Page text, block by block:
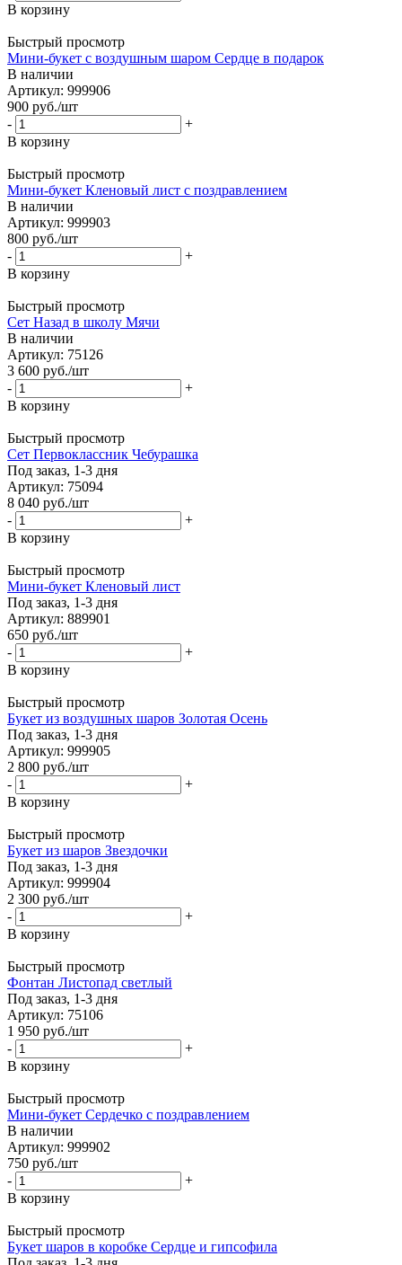
В корзину
Быстрый просмотр
Мини-букет с воздушным шаром Сердце в подарок
В наличии
Артикул: 999906
900 руб./шт
-
+
В корзину
Быстрый просмотр
Мини-букет Кленовый лист с поздравлением
В наличии
Артикул: 999903
800 руб./шт
-
+
В корзину
Быстрый просмотр
Сет Назад в школу Мячи
В наличии
Артикул: 75126
3 600 руб./шт
-
+
В корзину
Быстрый просмотр
Сет Первоклассник Чебурашка
Под заказ, 1-3 дня
Артикул: 75094
8 040 руб./шт
-
+
В корзину
Быстрый просмотр
Мини-букет Кленовый лист
Под заказ, 1-3 дня
Артикул: 889901
650 руб./шт
-
+
В корзину
Быстрый просмотр
Букет из воздушных шаров Золотая Осень
Под заказ, 1-3 дня
Артикул: 999905
2 800 руб./шт
-
+
В корзину
Быстрый просмотр
Букет из шаров Звездочки
Под заказ, 1-3 дня
Артикул: 999904
2 300 руб./шт
-
+
В корзину
Быстрый просмотр
Фонтан Листопад светлый
Под заказ, 1-3 дня
Артикул: 75106
1 950 руб./шт
-
+
В корзину
Быстрый просмотр
Мини-букет Сердечко с поздравлением
В наличии
Артикул: 999902
750 руб./шт
-
+
В корзину
Быстрый просмотр
Букет шаров в коробке Сердце и гипсофила